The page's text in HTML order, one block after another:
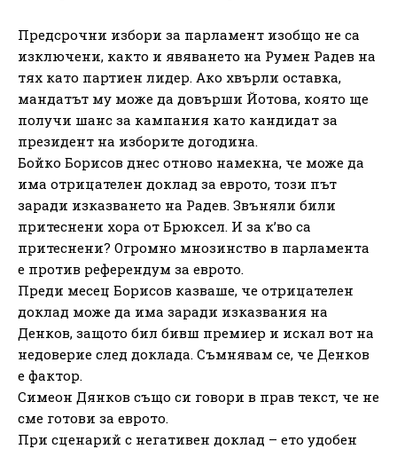
Предсрочни избори за парламент изобщо не са
изключени, както и явяването на Румен Радев на
тях като партиен лидер. Ако хвърли оставка,
мандатът му може да довърши Йотова, която ще
получи шанс за кампания като кандидат за
президент на изборите догодина.
Бойко Борисов днес отново намекна, че може да
има отрицателен доклад за еврото, този път
заради изказването на Радев. Звъняли били
притеснени хора от Брюксел. И за к’во са
притеснени? Огромно мнозинство в парламента
е против референдум за еврото.
Преди месец Борисов казваше, че отрицателен
доклад може да има заради изказвания на
Денков, защото бил бивш премиер и искал вот на
недоверие след доклада. Съмнявам се, че Денков
е фактор.
Симеон Дянков също си говори в прав текст, че не
сме готови за еврото.
При сценарий с негативен доклад – ето удобен